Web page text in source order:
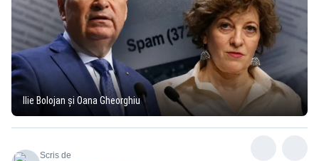
Ilie Bolojan și Oana Gheorghiu
Scris de